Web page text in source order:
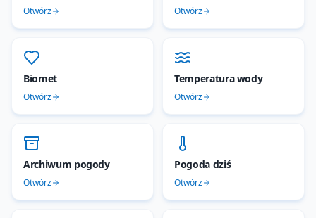
Otwórz Otwórz
Biomet
Otwórz
Temperatura wody
Otwórz
Archiwum pogody
Otwórz
Pogoda dziś
Otwórz